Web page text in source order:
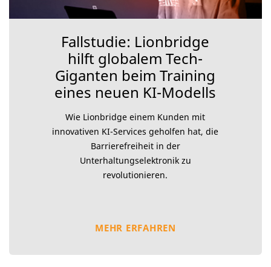
Fallstudie: Lionbridge
hilft globalem Tech-
Giganten beim Training
eines neuen KI-Modells
Wie Lionbridge einem Kunden mit
innovativen KI-Services geholfen hat, die
Barrierefreiheit in der
Unterhaltungselektronik zu
revolutionieren.
MEHR ERFAHREN